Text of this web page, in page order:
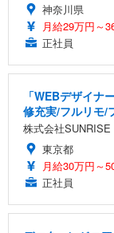
神奈川県
月給29万円～
正社員
「WEBデザイナ
修充実/フルリモ/
株式会社SUNRISE
東京都
月給30万円～
正社員